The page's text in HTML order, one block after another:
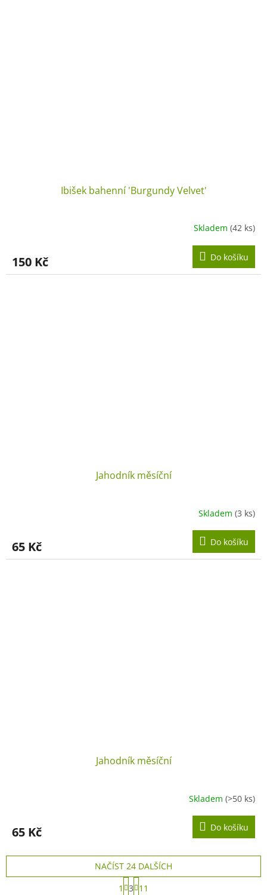
Ibišek bahenní 'Burgundy Velvet'
Skladem (42 ks)
150 Kč Do košíku
Jahodník měsíční
Skladem (3 ks)
65 Kč Do košíku
Jahodník měsíční
Skladem (>50 ks)
65 Kč Do košíku
NAČÍST 24 DALŠÍCH
S
t
1 3 11